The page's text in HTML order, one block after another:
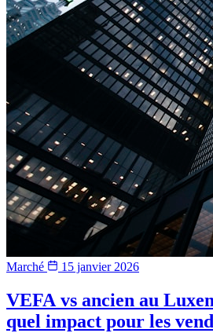
Marché 15 janvier 2026
VEFA vs ancien au
quel impact pour les